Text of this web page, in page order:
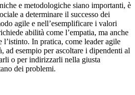
e metodologiche siano importanti, è
a determinare il successo dei
agile e nell’esemplificare i valori
abilità come l’empatia, ma anche
l’istinto. In pratica, come leader agile
ad esempio per ascoltare i dipendenti al
o per indirizzarli nella giusta
dei problemi.